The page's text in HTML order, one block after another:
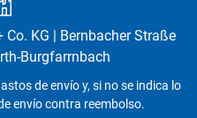
Co. KG | Bernbacher Straße
Burgfarrnbach
de envío y, si no se indica lo
envío contra reembolso.